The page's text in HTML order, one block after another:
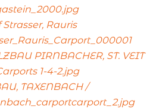
Rauris
PIRNBACHER, ST. VEIT
1-4-2.jpg
TAXENBACH /